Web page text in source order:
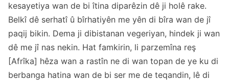
kesayetiya wan de bi îtina diparêzin dê ji holê rake.
Belkî dê serhatî û bîrhatiyên me yên di bîra wan de jî
paqij bikin. Dema ji dibistanan vegeriyan, hindek ji wan
dê me jî nas nekin. Hat famkirin, li parzemîna reş
[Afrîka] hêza wan a rastîn ne di wan topan de ye ku di
berbanga hatina wan de bi ser me de teqandin, lê di